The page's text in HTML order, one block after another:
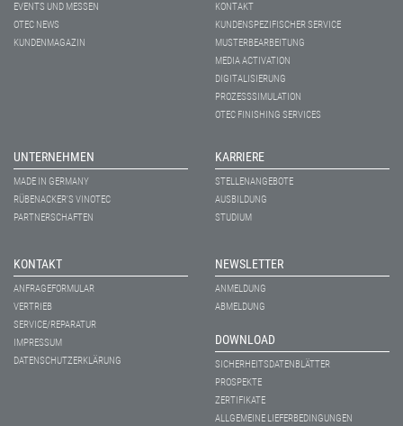
EVENTS UND MESSEN
OTEC NEWS
KUNDENMAGAZIN
KONTAKT
KUNDENSPEZIFISCHER SERVICE
MUSTERBEARBEITUNG
MEDIA ACTIVATION
DIGITALISIERUNG
PROZESSSIMULATION
OTEC FINISHING SERVICES
UNTERNEHMEN
MADE IN GERMANY
RÜBENACKER'S VINOTEC
PARTNERSCHAFTEN
KARRIERE
STELLENANGEBOTE
AUSBILDUNG
STUDIUM
KONTAKT
ANFRAGEFORMULAR
VERTRIEB
SERVICE/REPARATUR
IMPRESSUM
DATENSCHUTZERKLÄRUNG
NEWSLETTER
ANMELDUNG
ABMELDUNG
DOWNLOAD
SICHERHEITSDATENBLÄTTER
PROSPEKTE
ZERTIFIKATE
ALLGEMEINE LIEFERBEDINGUNGEN